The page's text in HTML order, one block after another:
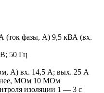
(ток фазы, А) 9,5 кВА (вх.
50 Гц
А) вх. 14,5 А; вых. 25 А
МОм 10 МОм
изоляции 1 — 3 с